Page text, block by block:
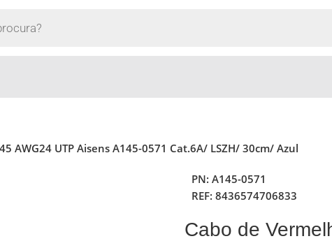
AWG24 UTP Aisens A145-0571 Cat.6A/ LSZH/ 30cm/ Azul
PN: A145-0571
REF: 8436574706833
Cabo de